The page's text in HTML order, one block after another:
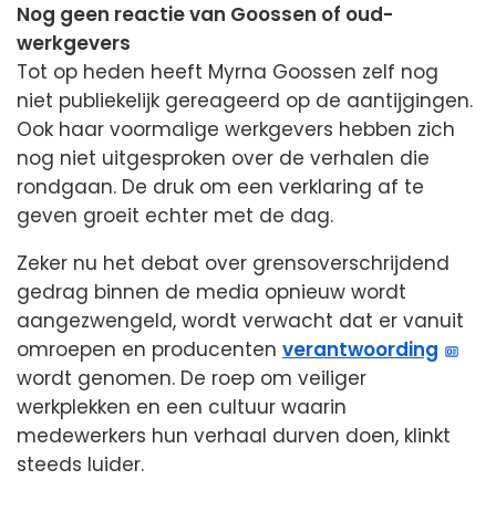
Nog geen reactie van Goossen of oud-
werkgevers
Tot op heden heeft Myrna Goossen zelf nog
niet publiekelijk gereageerd op de aantijgingen.
Ook haar voormalige werkgevers hebben zich
nog niet uitgesproken over de verhalen die
rondgaan. De druk om een verklaring af te
geven groeit echter met de dag.
Zeker nu het debat over grensoverschrijdend
gedrag binnen de media opnieuw wordt
aangezwengeld, wordt verwacht dat er vanuit
omroepen en producenten verantwoording
wordt genomen. De roep om veiliger
werkplekken en een cultuur waarin
medewerkers hun verhaal durven doen, klinkt
steeds luider.